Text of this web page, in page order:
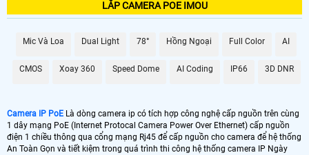
LẮP CAMERA POE IMOU
Mic Và Loa Dual Light 78° Hồng Ngoại Full Color AI
CMOS Xoay 360 Speed Dome AI Coding IP66 3D DNR
Camera IP PoE Là dòng camera ip có tích hợp công nghệ cấp nguồn trên cùng
1 dây mạng PoE (Internet Protocal Camera Power Over Ethernet) cấp nguồn
điện 1 chiều thông qua cổng mạng Rj45 để cấp nguồn cho camera để hệ thống
An Toàn Gọn và tiết kiệm trong quá trình thi công hệ thống camera IP Ngày